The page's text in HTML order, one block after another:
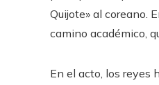
Quijote» al coreano.
camino académico,
En el acto, los reyes